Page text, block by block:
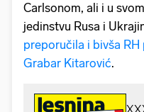
Carlsonom, ali i u
jedinstvu Rusa i
preporučila i bivša
Grabar Kitarović.